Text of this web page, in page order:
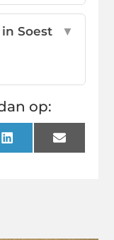
Soest
▼
op:
LinkedInEmail